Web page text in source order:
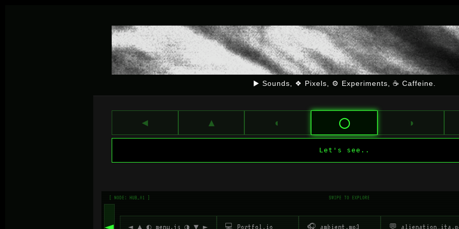
▶ Sounds, ❖ Pixels, ⚙ Experiments, ☕ Caffeine.
◄ ▲ ◐ ◯ ◑
Let's see..
[ NODE: HUB_01 ] SWIPE TO EXPLORE
◄ ▲ ◐ menu.js ◑ ▼ ► 💻 Portfol.io 🎧 ambient.mp3 💬